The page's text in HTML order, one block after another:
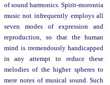
of sound harmonics. Spirit-morontia
music not infrequently employs all
seven modes of expression and
reproduction, so that the human
mind is tremendously handicapped
in any attempt to reduce these
melodies of the higher spheres to
mere notes of musical sound. Such